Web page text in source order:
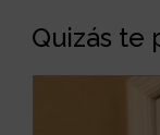
Quizás te